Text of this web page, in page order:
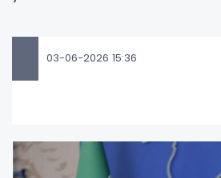
03-06-2026 15:36